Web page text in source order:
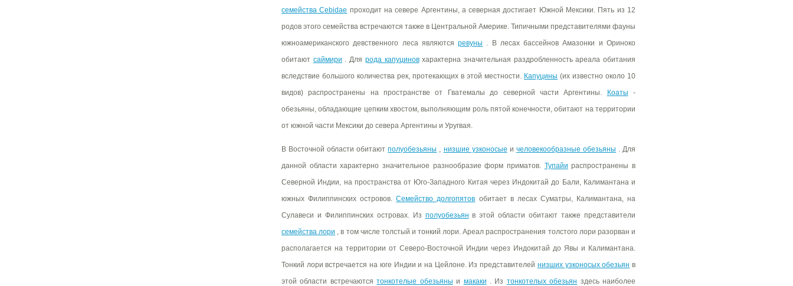
семейства Cebidae проходит на севере Аргентины, а северная достигает Южной Мексики. Пять из 12
родов этого семейства встречаются также в Центральной Америке. Типичными представителями фауны
южноамериканского девственного леса являютсяревуны . В лесах бассейнов Амазонки и Ориноко
обитают саймири . Для рода капуциновхарактерна значительная раздробленность ареала обитания
вследствие большого количества рек, протекающих в этой местности. Капуцины (их известно около 10
видов) распространены на пространстве от Гватемалы до северной части Аргентины.
Коаты -
обезьяны, обладающие цепким хвостом, выполняющим роль пятой конечности, обитают на территории
от южной части Мексики до севера Аргентины и Уругвая.
В Восточной области обитаютполуобезьяны , низшие узконосые и человекообразные обезьяны . Для
данной области характерно значительное разнообразие форм приматов. Тупайи распространены в
Северной Индии, на пространства от Юго-Западного Китая через Индокитай до Бали, Калимантана и
южных Филиппинских островов.Семейство долгопятов обитает в лесах Суматры, Калимантана, на
Сулавеси и Филиппинских островах. Из полуобезьян в этой области обитают также представители
семейства лори , в том числе толстый и тонкий лори. Ареал распространения толстого лори разорван и
располагается на территории от Северо-Восточной Индии через Индокитай до Явы и Калимантана.
Тонкий лори встречается на юге Индии и на Цейлоне. Из представителей низших узконосых обезьян в
этой области встречаютсятонкотелые обезьяны и макаки . Из тонкотелых обезьян здесь наиболее